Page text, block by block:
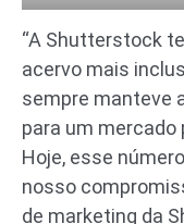
“A Shutterstock
acervo mais
sempre manteve
para um
Hoje, esse
nosso
de marketing da